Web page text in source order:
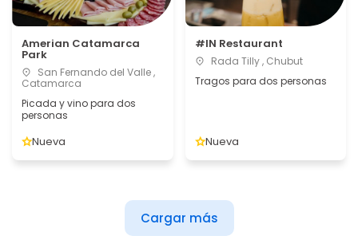
Amerian Catamarca
Park
San Fernando del Valle ,
Catamarca
Picada y vino para dos
personas
Nueva
#IN Restaurant
Rada Tilly , Chubut
Tragos para dos personas
Nueva
Cargar más